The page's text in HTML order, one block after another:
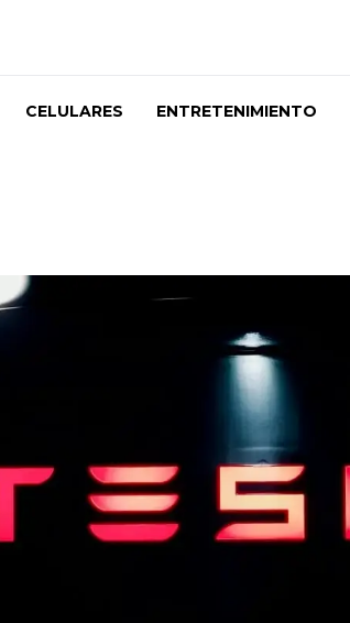
CELULARES ENTRETENIMIENTO